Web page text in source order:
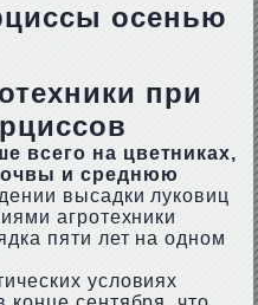
осенью
при
всего на цветниках,
и среднюю
высадки луковиц
агротехники
пяти лет на одном
условиях